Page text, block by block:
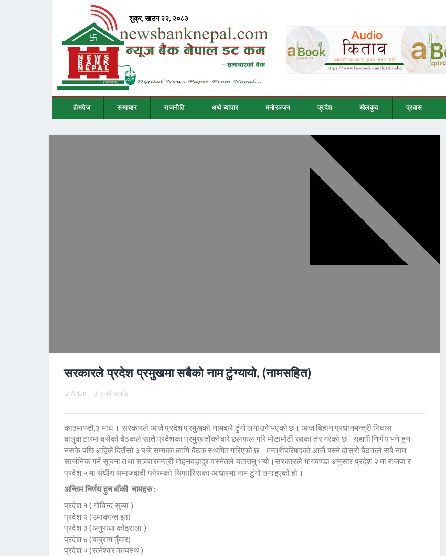
होमपेज समाचार राजनीति अर्थ ब्यापार मनोरञ्जन प्रदेश खेलकुद प्रवास
सरकारले प्रदेश प्रमुखमा सबैको नाम टुंग्यायो, (नामसहित)
Arjun ९ वर्ष अगाडि
काठमाण्डौ,३ माघ । सरकारले आजै प्रदेश प्रमुखको नामबारे टुंगो लगाउने भएको छ। आज बिहान प्रधानमन्त्री निवास
बालुवाटारमा बसेको बैठकले सातै प्रदेशका प्रमुख तोक्नेबारे छलफल गरि मोटामोटी खाका तर गरेको छ। यद्यपी निर्णय भने हुन
नसके पछि अहिले दिउँसो ३ बजे सम्मका लागि बैठक स्थगित गरिएको छ। मन्त्रीपरिषदको आजै बस्ने दोस्रो बैठकले सबै नाम
सार्जनिक गर्ने सूचना तथा सञ्चारमन्त्री मोहनबहादुर बस्नेतले बताउनु भयो।सरकारले भागबण्डा अनुसार प्रदेश २ मा राजपा र
प्रदेश ५ मा संघीय समाजवादी फोरमको सिफारिसका आधारमा नाम टुंगो लगाइएको हो।
अन्तिम निर्णय हुन बाँकी नामहरु :-
प्रदेश १ ( गोविन्द सुब्बा )
प्रदेश २ (उमाकान्त झा)
प्रदेश ३ (अनुराधा कोइराला )
प्रदेश ४ (बाबुराम कुँवर)
प्रदेश ५ (रत्नेश्वर कायस्थ )